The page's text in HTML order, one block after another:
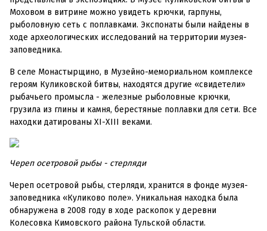
Моховом в витрине можно увидеть крючки, гарпуны,
рыболовную сеть с поплавками. Экспонаты были найдены в
ходе археологических исследований на территории музея-
заповедника.
В селе Монастырщино, в Музейно-мемориальном комплексе
героям Куликовской битвы, находятся другие «свидетели»
рыбачьего промысла - железные рыболовные крючки,
грузила из глины и камня, берестяные поплавки для сети. Все
находки датированы XI-XIII веками.
Череп осетровой рыбы - стерляди
Череп осетровой рыбы, стерляди, хранится в фонде музея-
заповедника «Куликово поле». Уникальная находка была
обнаружена в 2008 году в ходе раскопок у деревни
Колесовка Кимовского района Тульской области.